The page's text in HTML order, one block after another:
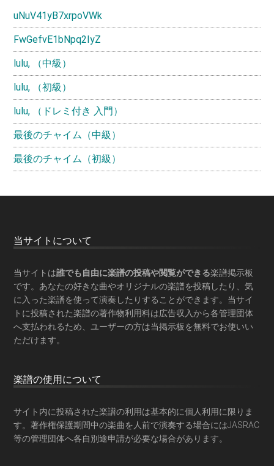
uNuV41yB7xrpoVWk
FwGefvE1bNpq2IyZ
lulu, （中級）
lulu, （初級）
lulu, （ドレミ付き 入門）
最後のチャイム（中級）
最後のチャイム（初級）
Footer
当サイトについて
当サイトは誰でも自由に楽譜の投稿や閲覧ができる楽譜掲示板
です。あなたの好きな曲やオリジナルの楽譜を投稿したり、気
に入った楽譜を使って演奏したりすることができます。当サイ
トに投稿された楽譜の著作物利用料は広告収入から各管理団体
へ支払われるため、ユーザーの方は当掲示板を無料でお使いい
ただけます。
楽譜の使用について
サイト内に投稿された楽譜の利用は基本的に個人利用に限りま
す。著作権保護期間中の楽曲を人前で演奏する場合にはJASRAC
等の管理団体へ各自別途申請が必要な場合があります。